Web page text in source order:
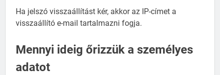
Ha jelszó visszaállítást kér, akkor az IP-címet a
visszaállító e-mail tartalmazni fogja.
Mennyi ideig őrizzük a személyes
adatot